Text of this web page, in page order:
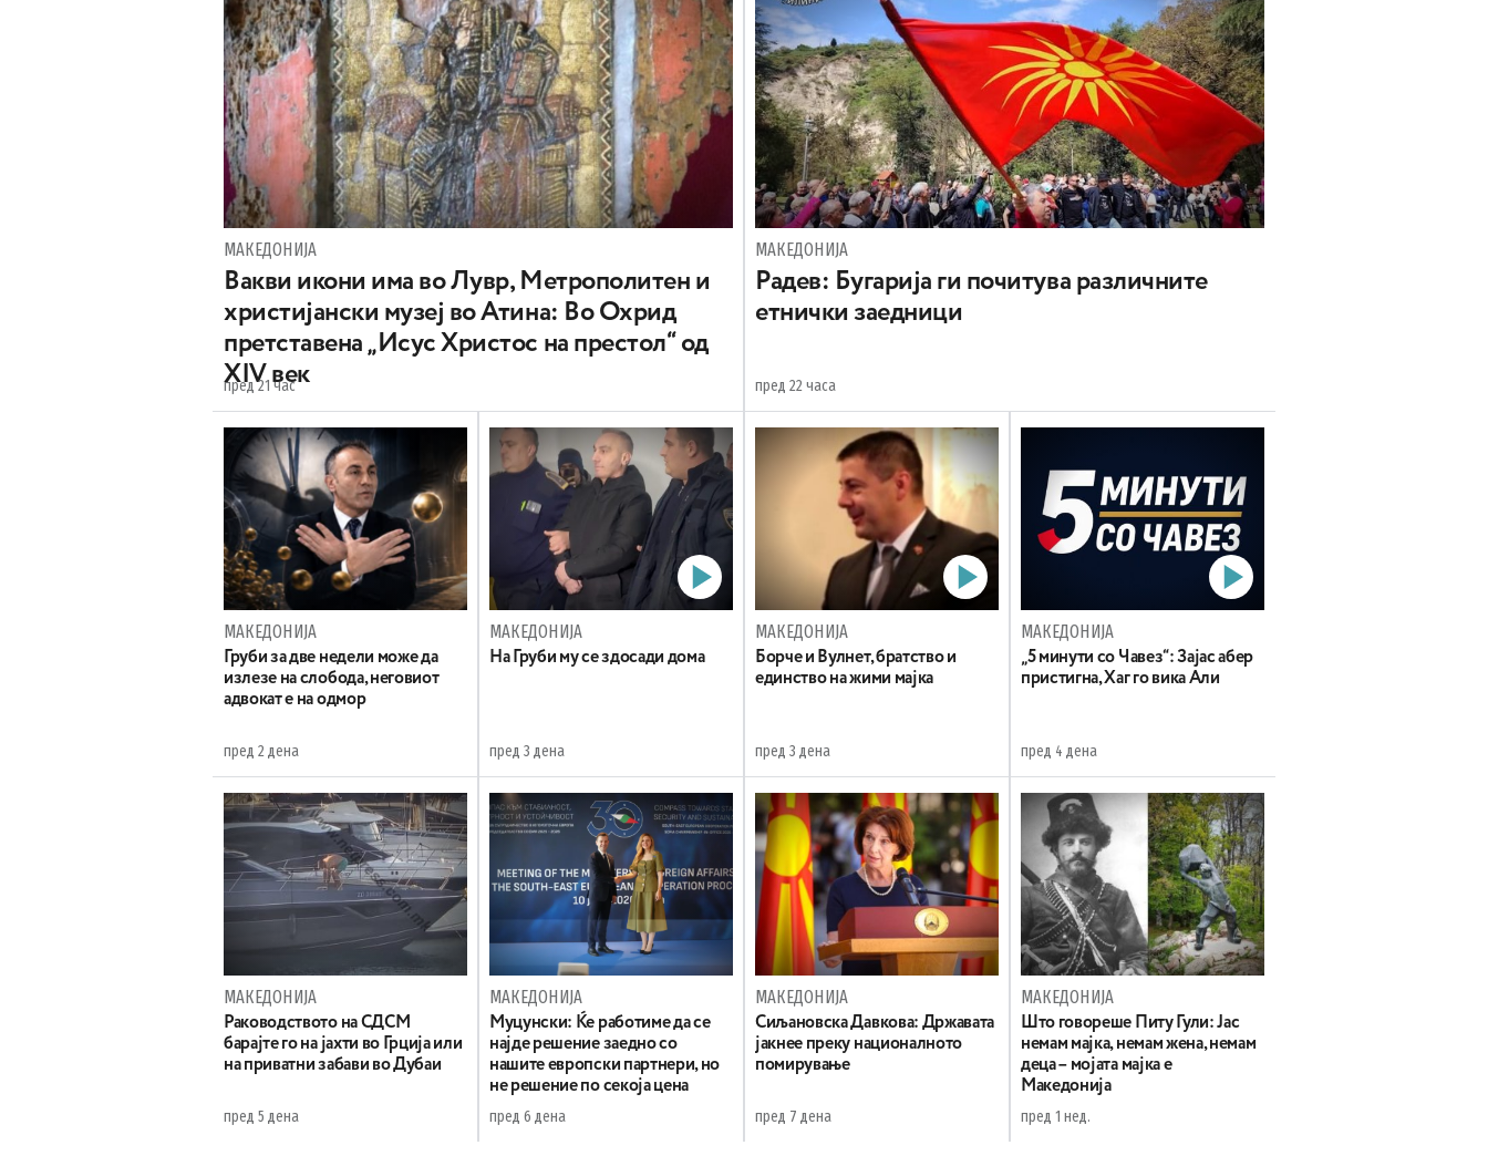
МАКЕДОНИЈА
Вакви икони има во Лувр, Метрополитен и
христијански музеј во Атина: Во Охрид
претставена „Исус Христос на престол“ од
XIV век
пред 21 час
МАКЕДОНИЈА
Радев: Бугарија ги почитува различните
етнички заедници
пред 22 часа
МАКЕДОНИЈА
Груби за две недели може да
излезе на слобода, неговиот
адвокат е на одмор
пред 2 дена
МАКЕДОНИЈА
На Груби му се здосади дома
пред 3 дена
МАКЕДОНИЈА
Борче и Вулнет, братство и
единство на жими мајка
пред 3 дена
МАКЕДОНИЈА
„5 минути со Чавез“: Зајас абер
пристигна, Хаг го вика Али
пред 4 дена
МАКЕДОНИЈА
Раководството на СДСМ
барајте го на јахти во Грција или
на приватни забави во Дубаи
пред 5 дена
МАКЕДОНИЈА
Муцунски: Ќе работиме да се
најде решение заедно со
нашите европски партнери, но
не решение по секоја цена
пред 6 дена
МАКЕДОНИЈА
Сиљановска Давкова: Државата
јакнее преку националното
помирување
пред 7 дена
МАКЕДОНИЈА
Што говореше Питу Гули: Јас
немам мајка, немам жена, немам
деца – мојата мајка е
Македонија
пред 1 нед.